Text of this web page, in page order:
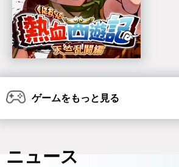
ゲームをもっと見る
ニュース